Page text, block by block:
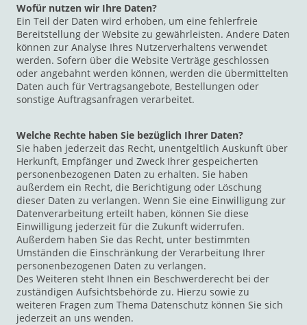
Wofür nutzen wir Ihre Daten?
Ein Teil der Daten wird erhoben, um eine fehlerfreie
Bereitstellung der Website zu gewährleisten. Andere Daten
können zur Analyse Ihres Nutzerverhaltens verwendet
werden. Sofern über die Website Verträge geschlossen
oder angebahnt werden können, werden die übermittelten
Daten auch für Vertragsangebote, Bestellungen oder
sonstige Auftragsanfragen verarbeitet.
Welche Rechte haben Sie bezüglich Ihrer Daten?
Sie haben jederzeit das Recht, unentgeltlich Auskunft über
Herkunft, Empfänger und Zweck Ihrer gespeicherten
personenbezogenen Daten zu erhalten. Sie haben
außerdem ein Recht, die Berichtigung oder Löschung
dieser Daten zu verlangen. Wenn Sie eine Einwilligung zur
Datenverarbeitung erteilt haben, können Sie diese
Einwilligung jederzeit für die Zukunft widerrufen.
Außerdem haben Sie das Recht, unter bestimmten
Umständen die Einschränkung der Verarbeitung Ihrer
personenbezogenen Daten zu verlangen.
Des Weiteren steht Ihnen ein Beschwerderecht bei der
zuständigen Aufsichtsbehörde zu. Hierzu sowie zu
weiteren Fragen zum Thema Datenschutz können Sie sich
jederzeit an uns wenden.